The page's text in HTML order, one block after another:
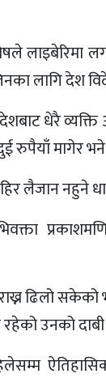
लागि देश
धेरै
रुपैयाँ मागेर
लैजान नहुने
ढिलो सकेको
उनको